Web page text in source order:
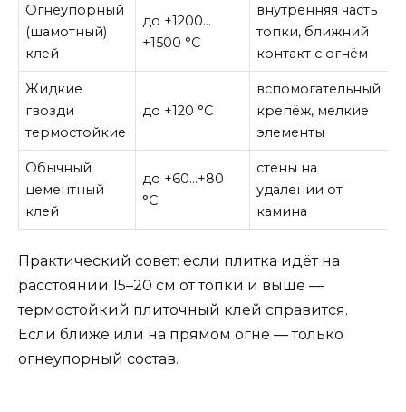
Огнеупорный
(шамотный)
клей
до +1200…
+1500 °C
внутренняя часть
топки, ближний
контакт с огнём
Жидкие
гвозди
термостойкие
до +120 °C
вспомогательный
крепёж, мелкие
элементы
Обычный
цементный
клей
до +60…+80
°C
стены на
удалении от
камина
Практический совет: если плитка идёт на
расстоянии 15–20 см от топки и выше —
термостойкий плиточный клей справится.
Если ближе или на прямом огне — только
огнеупорный состав.